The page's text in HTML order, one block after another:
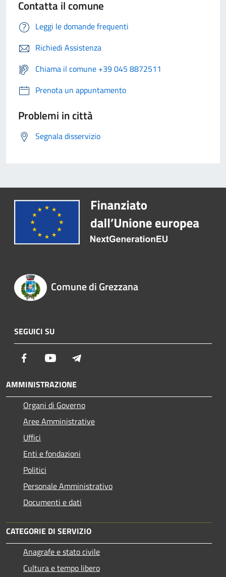
Contatta il comune
Leggi le domande frequenti
Richiedi Assistenza
Chiama il comune +39 045 8872511
Prenota un appuntamento
Problemi in città
Segnala disservizio
Comune di Grezzana
SEGUICI SU
Facebook Youtube
AMMINISTRAZIONE
Organi di Governo
Aree Amministrative
Uffici
Enti e fondazioni
Politici
Personale Amministrativo
Documenti e dati
CATEGORIE DI SERVIZIO
Anagrafe e stato civile
Cultura e tempo libero